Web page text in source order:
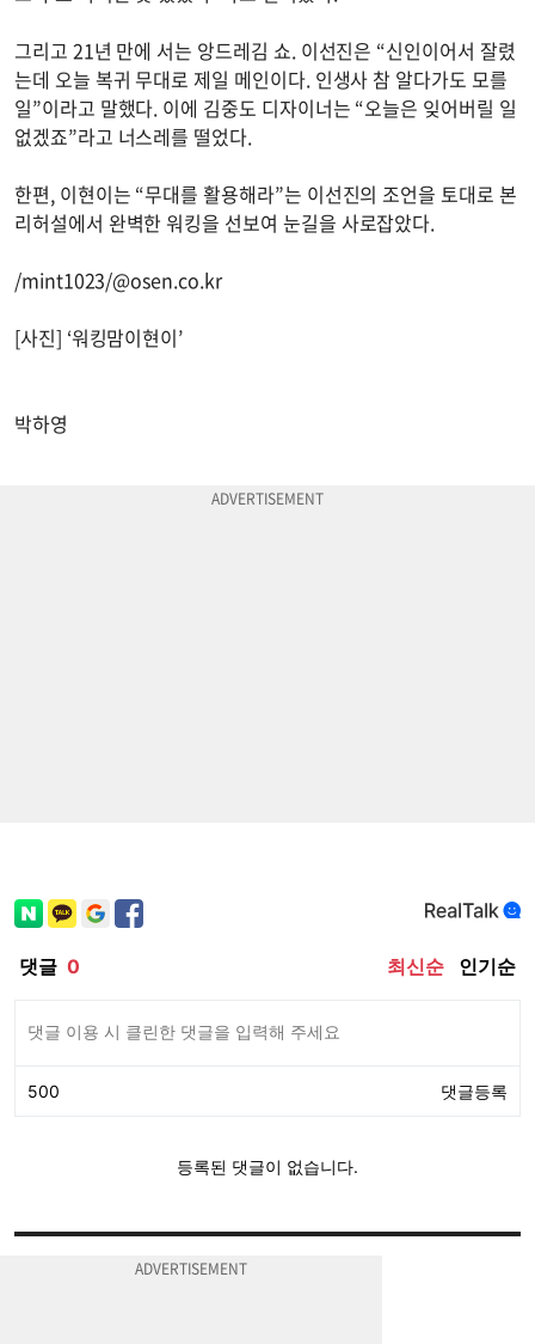
그리고 21년 만에 서는 앙드레김 쇼. 이선진은 “신인이어서 잘렸
는데 오늘 복귀 무대로 제일 메인이다. 인생사 참 알다가도 모를
일”이라고 말했다. 이에 김중도 디자이너는 “오늘은 잊어버릴 일
없겠죠”라고 너스레를 떨었다.
한편, 이현이는 “무대를 활용해라”는 이선진의 조언을 토대로 본
리허설에서 완벽한 워킹을 선보여 눈길을 사로잡았다.
/mint1023/@osen.co.kr
[사진] ‘워킹맘이현이’
박하영